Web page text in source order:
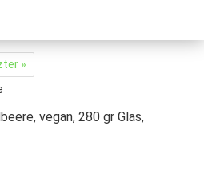
»
vegan, 280 gr Glas,